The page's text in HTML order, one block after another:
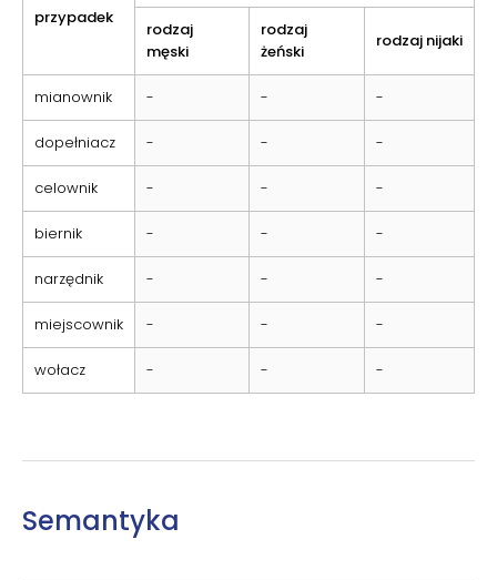
przypadek
rodzaj
męski
rodzaj
żeński
rodzaj nijaki
mianownik - - -
dopełniacz - - -
celownik - - -
biernik - - -
narzędnik - - -
miejscownik - - -
wołacz - - -
Semantyka